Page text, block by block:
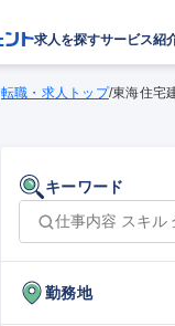
求人を探すサービス紹
転職・求人トップ/東海住宅
キーワード
勤務地